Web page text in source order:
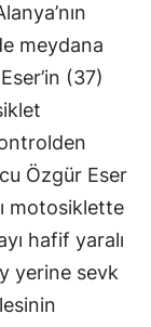
meydana
(37)
Özgür Eser
motosiklette
hafif yaralı
yerine sevk